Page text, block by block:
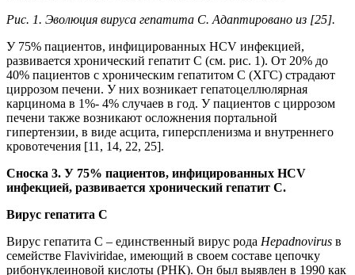
Рис. 1. Эволюция вируса гепатита С. Адаптировано из [25].
У 75% пациентов, инфицированных HCV инфекцией,
развивается хронический гепатит С (см. рис. 1). От 20% до
40% пациентов с хроническим гепатитом С (ХГС) страдают
циррозом печени. У них возникает гепатоцеллюлярная
карцинома в 1%- 4% случаев в год. У пациентов с циррозом
печени также возникают осложнения портальной
гипертензии, в виде асцита, гиперспленизма и внутреннего
кровотечения [11, 14, 22, 25].
Сноска 3. У 75% пациентов, инфицированных HCV
инфекцией, развивается хронический гепатит С.
Вирус гепатита С
Вирус гепатита C – единственный вирус рода Hepadnovirus в
семействе Flaviviridae, имеющий в своем составе цепочку
рибонуклеиновой кислоты (РНК). Он был выявлен в 1990 как